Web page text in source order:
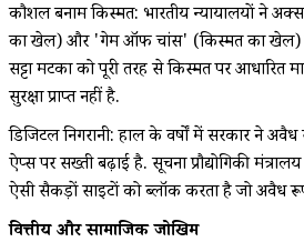
कौशल बनाम किस्मत: भारतीय न्यायालयों ने
का खेल) और 'गेम ऑफ चांस' (किस्मत का खेल) के
सट्टा मटका को पूरी तरह से किस्मत पर आधारित
सुरक्षा प्राप्त नहीं है.
डिजिटल निगरानी: हाल के वर्षों में सरकार ने अवैध
ऐप्स पर सख्ती बढ़ाई है. सूचना प्रौद्योगिकी
ऐसी सैकड़ों साइटों को ब्लॉक करता है जो अवैध
वित्तीय और सामाजिक जोखिम